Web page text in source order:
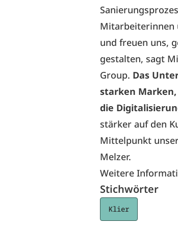
Mitarbeiterinnen
und freuen uns,
gestalten, sagt
Group. Das
starken
die
stärker auf den
Mittelpunkt
Melzer.
Weitere
Stichwörter
Klier